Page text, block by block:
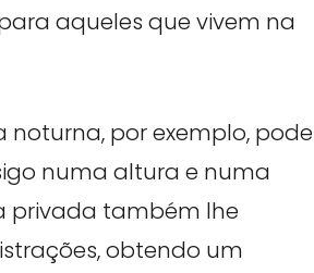
aqueles que vivem na
noturna, por exemplo, pode
numa altura e numa
privada também lhe
obtendo um